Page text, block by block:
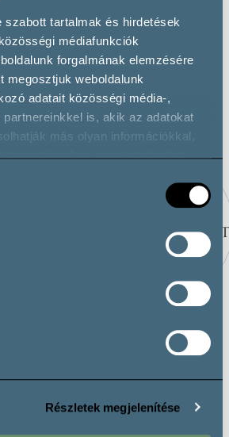
szabott tartalmak és hirdetések
médiafunkciók
forgalmának elemzésére
megosztjuk weboldalunk
adatait közösségi média-,
is, akik az adatokat
más olyan információkkal,
meg számukra, vagy amelyeket
Részletek megjelenítése
wineries
CSOBÁNC